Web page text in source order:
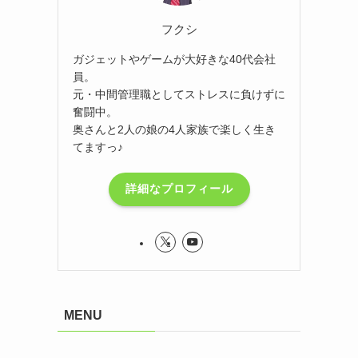
フクシ
ガジェットやゲームが大好きな40代会社
員。
元・中間管理職としてストレスに負けずに
奮闘中。
奥さんと2人の娘の4人家族で楽しく生き
てますっ♪
詳細なプロフィール
MENU